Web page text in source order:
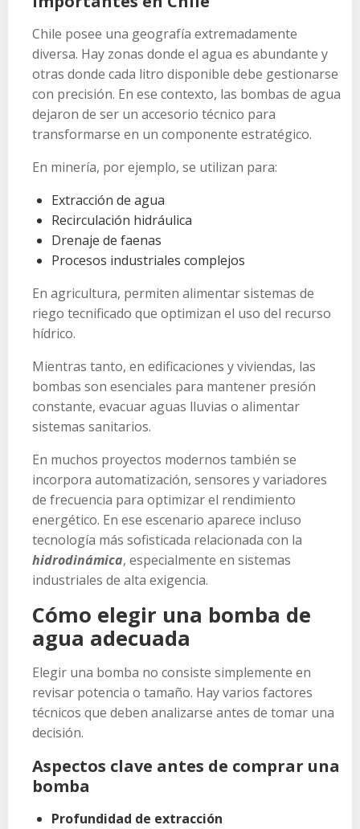
Chile posee una geografía extremadamente
diversa. Hay zonas donde el agua es abundante y
otras donde cada litro disponible debe gestionarse
con precisión. En ese contexto, las bombas de agua
dejaron de ser un accesorio técnico para
transformarse en un componente estratégico.
En minería, por ejemplo, se utilizan para:
Extracción de agua
Recirculación hidráulica
Drenaje de faenas
Procesos industriales complejos
En agricultura, permiten alimentar sistemas de
riego tecnificado que optimizan el uso del recurso
hídrico.
Mientras tanto, en edificaciones y viviendas, las
bombas son esenciales para mantener presión
constante, evacuar aguas lluvias o alimentar
sistemas sanitarios.
En muchos proyectos modernos también se
incorpora automatización, sensores y variadores
de frecuencia para optimizar el rendimiento
energético. En ese escenario aparece incluso
tecnología más sofisticada relacionada con la
hidrodinámica, especialmente en sistemas
industriales de alta exigencia.
Cómo elegir una bomba de
agua adecuada
Elegir una bomba no consiste simplemente en
revisar potencia o tamaño. Hay varios factores
técnicos que deben analizarse antes de tomar una
decisión.
Aspectos clave antes de comprar una
bomba
Profundidad de extracción